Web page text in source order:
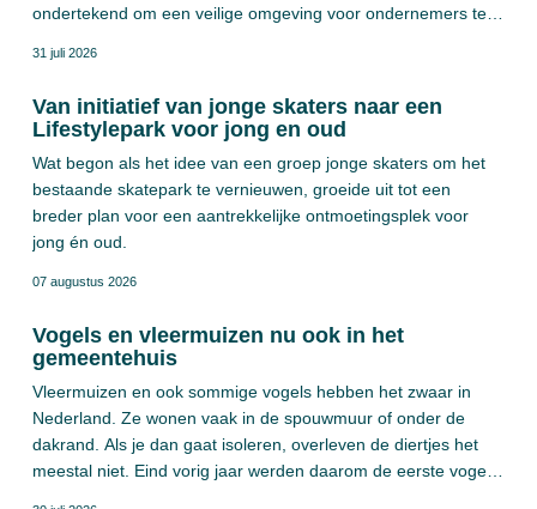
ondertekend om een veilige omgeving voor ondernemers te
voor het keurmerk Veilig Ondernemen Bedrijventerreinen
politie, brandweer, Parkmanagement BV, en de gemeente
Brunssum betrokken.
31 juli 2026
Van initiatief van jonge skaters naar een
Lifestylepark voor jong en oud
Wat begon als het idee van een groep jonge skaters om het
bestaande skatepark te vernieuwen, groeide uit tot een
breder plan voor een aantrekkelijke ontmoetingsplek voor
jong én oud.
07 augustus 2026
Vogels en vleermuizen nu ook in het
gemeentehuis
Vleermuizen en ook sommige vogels hebben het zwaar in
Nederland. Ze wonen vaak in de spouwmuur of onder de
dakrand. Als je dan gaat isoleren, overleven de diertjes het
meestal niet. Eind vorig jaar werden daarom de eerste vogel-